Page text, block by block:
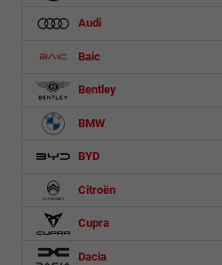
Audi
Baic
Bentley
BMW
BYD
Citroën
Cupra
Dacia